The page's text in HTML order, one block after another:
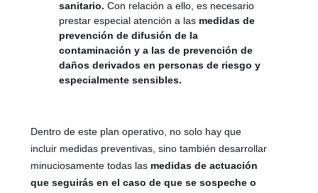
sanitario. Con relación a ello, es necesario
prestar especial atención a las medidas de
prevención de difusión de la
contaminación y a las de prevención de
daños derivados en personas de riesgo y
especialmente sensibles.
Dentro de este plan operativo, no solo hay que
incluir medidas preventivas, sino también desarrollar
minuciosamente todas las medidas de actuación
que seguirás en el caso de que se sospeche o